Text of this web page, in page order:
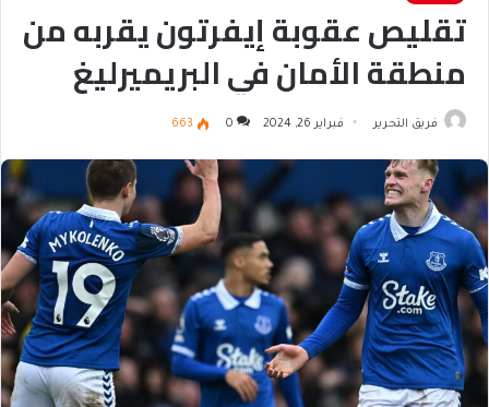
تقليص عقوبة إيفرتون يقربه من
منطقة الأمان في البريميرليغ
فريق التحرير فبراير 26, 2024 0
663